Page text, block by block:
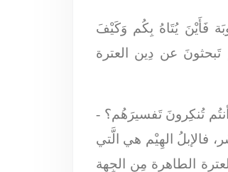
فَأَيْنَ يُتَاهُ بِكُم وَكَيْفَ
تَبحثونَ عن دِين العترة
تُنكِرونَ تَفسيرَهُم؟ -
فالإبلُ الهِيْم هي الَّتي
الطاهرة مِن الجِهة